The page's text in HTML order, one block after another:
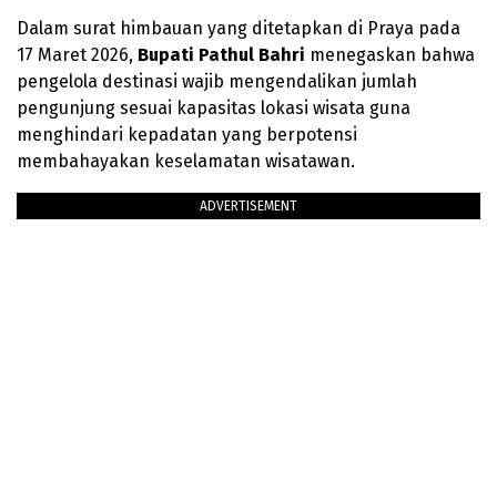
Dalam surat himbauan yang ditetapkan di Praya pada
17 Maret 2026, Bupati Pathul Bahri menegaskan bahwa
pengelola destinasi wajib mengendalikan jumlah
pengunjung sesuai kapasitas lokasi wisata guna
menghindari kepadatan yang berpotensi
membahayakan keselamatan wisatawan.
ADVERTISEMENT